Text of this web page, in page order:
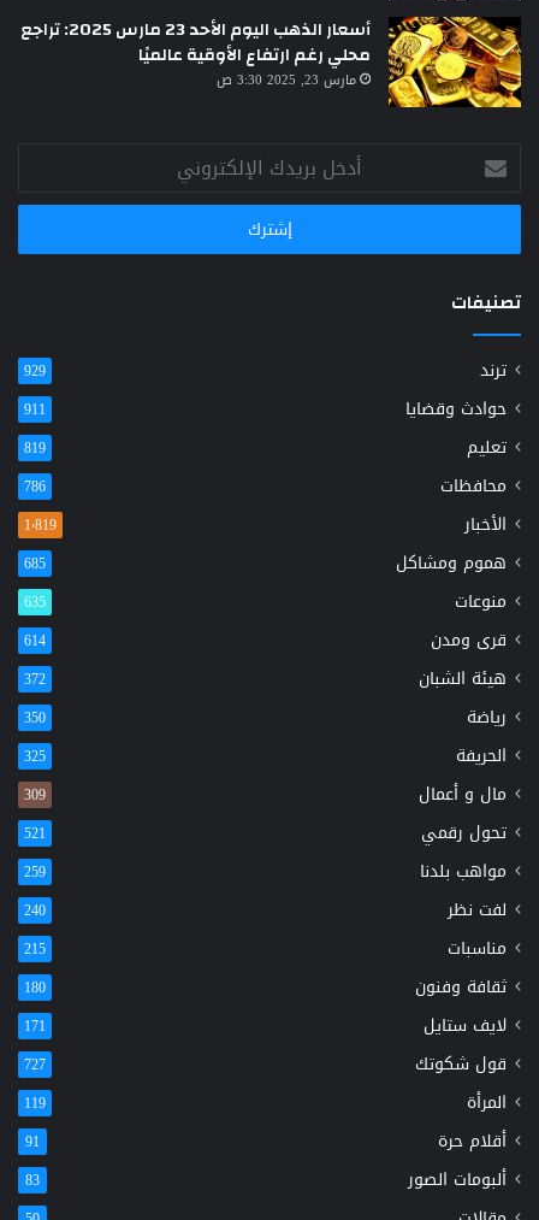
أسعار الذهب اليوم الأحد 23 مارس 2025: تراجع
محلي رغم ارتفاع الأوقية عالميًا
مارس 23, 2025 3:30 ص
أدخل
بريدك
الإلكتروني
تصنيفات
ترند 929
حوادث وقضايا 911
تعليم 819
محافظات 786
الأخبار 1٬819
هموم ومشاكل 685
منوعات 635
قرى ومدن 614
هيئة الشبان 372
رياضة 350
الحريفة 325
مال و أعمال 309
تحول رقمي 521
مواهب بلدنا 259
لفت نظر 240
مناسبات 215
ثقافة وفنون 180
لايف ستايل 171
قول شكوتك 727
المرأة 119
أقلام حرة 91
ألبومات الصور 83